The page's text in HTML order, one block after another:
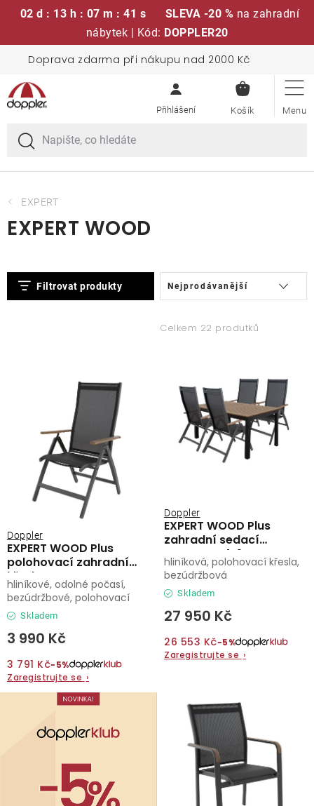
02 d : 13 h : 07 m : 41 s SLEVA -20 % na zahradní
nábytek | Kód: DOPPLER20
obsah
Doprava zdarma při nákupu nad 2000 Kč
KOŠÍK
Sedací soupravy
Slunečníky
Křesla a židle
Stoly
Deštníky
Gastro produkty
Kolekce
Klub výhod
Naše katalogy
Kontakty
EXPERT
EXPERT WOOD
Filtrovat produkty
V
ý
Celkem 22 produtků
Ř
a
z
t
ů
Nejprodávanější
EXPERT WOOD Plus
polohovací zahradní
křeslo
Doppler
Skladem
3 990 Kč
3 791 Kč−5%
Zaregistrujte se ›
hliníkové, odolné počasí,
bezúdržbové, polohovací
EXPERT WOOD Plus
zahradní sedací
souprava 4+1
Doppler
Skladem
27 950 Kč
26 553 Kč−5%
Zaregistrujte se ›
hliníková, polohovací křesla,
bezúdržbová